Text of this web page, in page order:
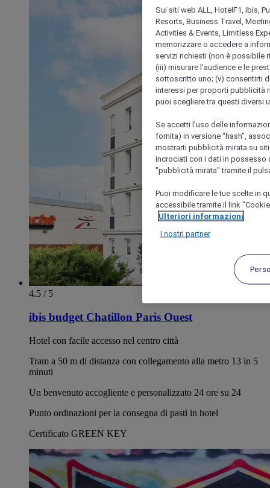
4.5 / 5
ibis budget Chatillon Paris Ouest
Hotel con facile accesso nel centro città
Tram a 50 m di distanza con collegamento alla metro 13 in 5
minuti
Un benvenuto accogliente e personalizzato 24 ore su 24
Punto ordinazioni per la consegna di pasti in hotel
Certificato GREEN KEY
Sui siti web ALL, HotelF1, Ibis,
Resorts, Business Travel,
Activities & Events, Limitless
memorizzare o accedere a
servizi richiesti (non è possibile
(iii) misurare l'audience e le
sottoscritto uno; (v) consentirti
interessi per proporti pubblicità
puoi scegliere tra questi diversi
Se accetti l'uso delle
fornita) in versione "hash",
mostrarti pubblicità mirata su
incrociati con i dati in possesso
"pubblicità mirata" tramite il
Puoi modificare le tue scelte in
accessibile tramite il link
Ulteriori informazioni
I nostri partner